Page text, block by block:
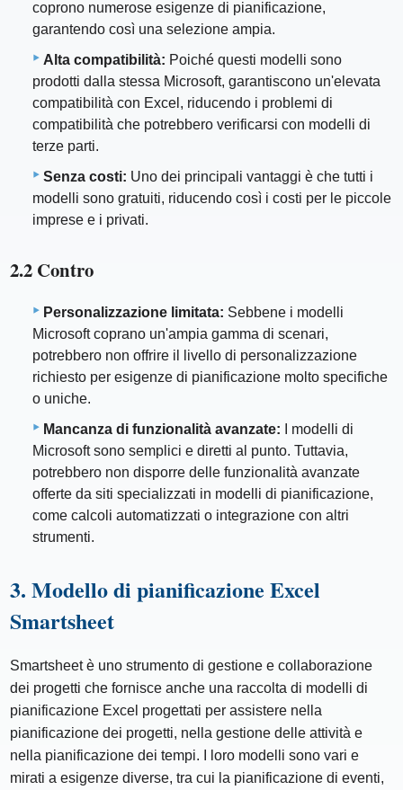
coprono numerose esigenze di pianificazione,
garantendo così una selezione ampia.
Alta compatibilità: Poiché questi modelli sono
prodotti dalla stessa Microsoft, garantiscono un'elevata
compatibilità con Excel, riducendo i problemi di
compatibilità che potrebbero verificarsi con modelli di
terze parti.
Senza costi: Uno dei principali vantaggi è che tutti i
modelli sono gratuiti, riducendo così i costi per le piccole
imprese e i privati.
2.2 Contro
Personalizzazione limitata: Sebbene i modelli
Microsoft coprano un'ampia gamma di scenari,
potrebbero non offrire il livello di personalizzazione
richiesto per esigenze di pianificazione molto specifiche
o uniche.
Mancanza di funzionalità avanzate: I modelli di
Microsoft sono semplici e diretti al punto. Tuttavia,
potrebbero non disporre delle funzionalità avanzate
offerte da siti specializzati in modelli di pianificazione,
come calcoli automatizzati o integrazione con altri
strumenti.
3. Modello di pianificazione Excel
Smartsheet
Smartsheet è uno strumento di gestione e collaborazione
dei progetti che fornisce anche una raccolta di modelli di
pianificazione Excel progettati per assistere nella
pianificazione dei progetti, nella gestione delle attività e
nella pianificazione dei tempi. I loro modelli sono vari e
mirati a esigenze diverse, tra cui la pianificazione di eventi,